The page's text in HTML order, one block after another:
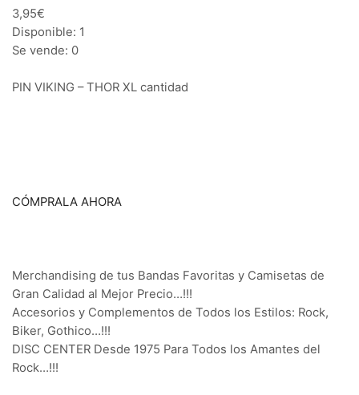
3,95€
Disponible: 1
Se vende: 0
PIN VIKING – THOR XL cantidad
CÓMPRALA AHORA
Merchandising de tus Bandas Favoritas y Camisetas de
Gran Calidad al Mejor Precio…!!!
Accesorios y Complementos de Todos los Estilos: Rock,
Biker, Gothico…!!!
DISC CENTER Desde 1975 Para Todos los Amantes del
Rock…!!!